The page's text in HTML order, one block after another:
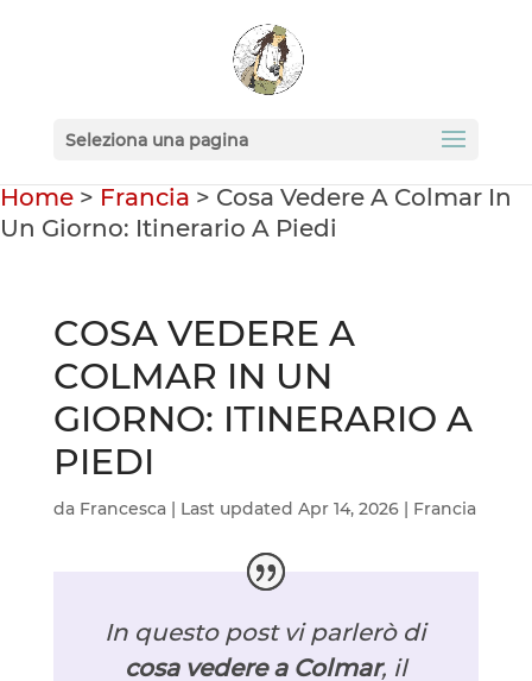
Seleziona una pagina
Home > Francia > Cosa Vedere A Colmar In
Un Giorno: Itinerario A Piedi
COSA VEDERE A
COLMAR IN UN
GIORNO: ITINERARIO A
PIEDI
da Francesca| Last updated Apr 14, 2026| Francia
In questo post vi parlerò di
cosa vedere a Colmar, il